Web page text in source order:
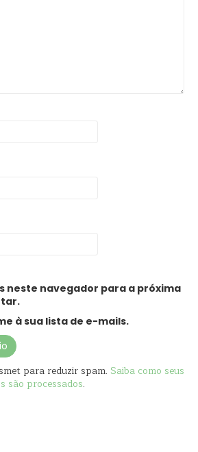
neste navegador para a próxima
à sua lista de e-mails.
para reduzir spam. Saiba como seus
são processados.